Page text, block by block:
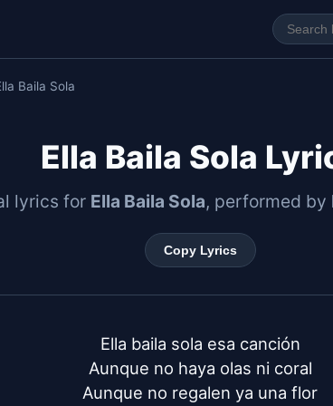
Baila Sola
Ella Baila Sola
lyrics for Ella Baila Sola, performed by
Copy Lyrics
Ella baila sola esa canción
Aunque no haya olas ni coral
Aunque no regalen ya una flor